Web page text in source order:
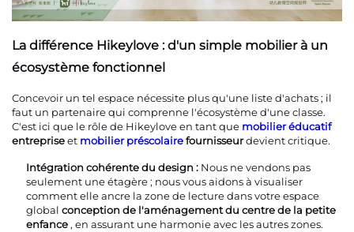
La différence Hikeylove : d'un simple mobilier à un
écosystème fonctionnel
Concevoir un tel espace nécessite plus qu'une liste d'achats ; il
faut un partenaire qui comprenne l'écosystème d'une classe.
C'est ici que le rôle de Hikeylove en tant que mobilier éducatif
entrepriseet mobilier préscolairefournisseurdevient critique.
Intégration cohérente du design : Nous ne vendons pas
seulement une étagère ; nous vous aidons à visualiser
comment elle ancre la zone de lecture dans votre espace
global conception de l'aménagement du centre de la petite
enfance, en assurant une harmonie avec les autres zones.